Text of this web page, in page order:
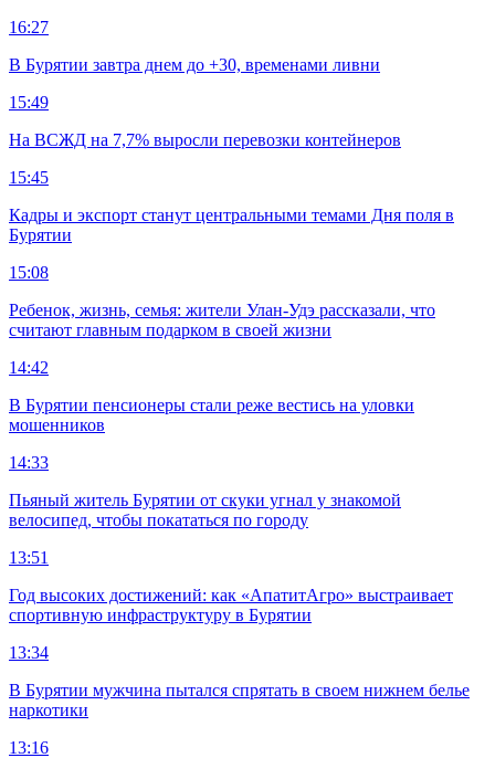
16:27
В Бурятии завтра днем до +30, временами ливни
15:49
На ВСЖД на 7,7% выросли перевозки контейнеров
15:45
Кадры и экспорт станут центральными темами Дня поля в
Бурятии
15:08
Ребенок, жизнь, семья: жители Улан-Удэ рассказали, что
считают главным подарком в своей жизни
14:42
В Бурятии пенсионеры стали реже вестись на уловки
мошенников
14:33
Пьяный житель Бурятии от скуки угнал у знакомой
велосипед, чтобы покататься по городу
13:51
Год высоких достижений: как «АпатитАгро» выстраивает
спортивную инфраструктуру в Бурятии
13:34
В Бурятии мужчина пытался спрятать в своем нижнем белье
наркотики
13:16